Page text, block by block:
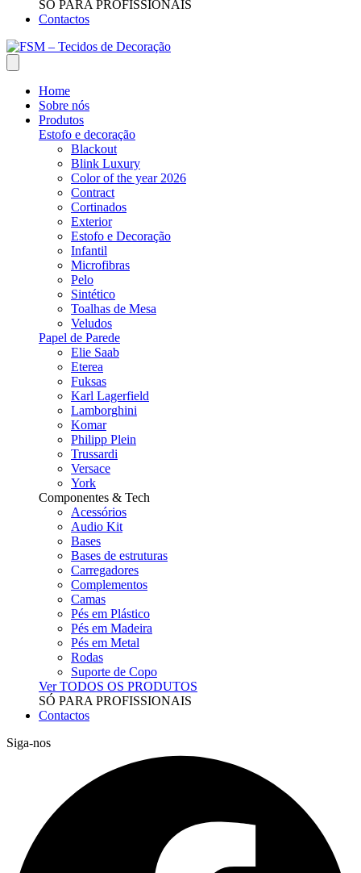
SÓ PARA PROFISSIONAIS
Contactos
Home
Sobre nós
Produtos
Estofo e decoração
Blackout
Blink Luxury
Color of the year 2026
Contract
Cortinados
Exterior
Estofo e Decoração
Infantil
Microfibras
Pelo
Sintético
Toalhas de Mesa
Veludos
Papel de Parede
Elie Saab
Eterea
Fuksas
Karl Lagerfield
Lamborghini
Komar
Philipp Plein
Trussardi
Versace
York
Componentes & Tech
Acessórios
Audio Kit
Bases
Bases de estruturas
Carregadores
Complementos
Camas
Pés em Plástico
Pés em Madeira
Pés em Metal
Rodas
Suporte de Copo
Ver TODOS OS PRODUTOS
SÓ PARA PROFISSIONAIS
Contactos
Siga-nos